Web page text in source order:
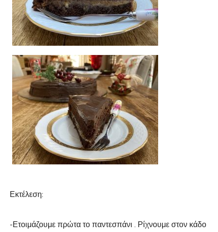
Εκτέλεση:
-Ετοιμάζουμε πρώτα το παντεσπάνι . Ρίχνουμε στον κάδο